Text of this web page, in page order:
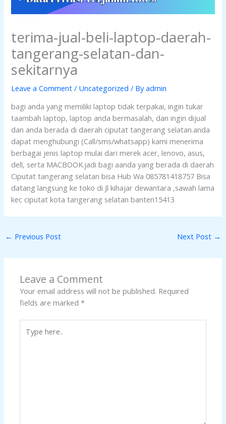
terima-jual-beli-laptop-daerah-
tangerang-selatan-dan-
sekitarnya
Leave a Comment / Uncategorized / Byadmin
bagi anda yang memiliki laptop tidak terpakai, ingin tukar
taambah laptop, laptop anda bermasalah, dan ingin dijual
dan anda berada di daerah ciputat tangerang selatan.anda
dapat menghubungi (Call/sms/whatsapp) kami menerima
berbagai jenis laptop mulai dari merek acer, lenovo, asus,
dell, serta MACBOOK.jadi bagi aanda yang berada di daerah
Ciputat tangerang selatan bisa Hub Wa 085781418757 Bisa
datang langsung ke toko di Jl kihajar dewantara ,sawah lama
kec ciputat kota tangerang selatan banten15413
← Previous Post Next Post →
Leave a Comment
Your email address will not be published. Required
fields are marked*
here..